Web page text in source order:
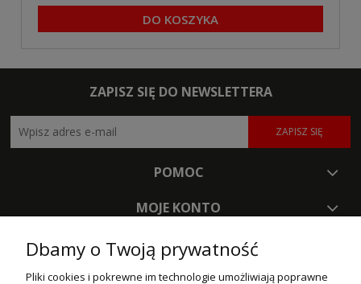
DO KOSZYKA
ZAPISZ SIĘ DO NEWSLETTERA
ZAPISZ SIĘ
POMOC
MOJE KONTO
PŁATNOŚCI I DOSTAWA
INFORMACJE
Dbamy o Twoją prywatność
Pliki cookies i pokrewne im technologie umożliwiają poprawne